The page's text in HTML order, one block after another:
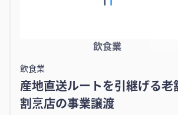
飲食業
飲食業
産地直送ルートを引継げる老
割烹店の事業譲渡